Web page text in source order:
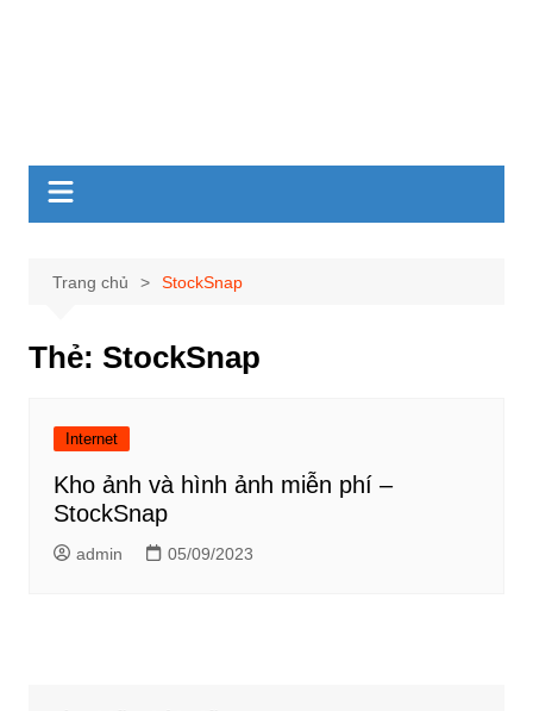
Trang chủ StockSnap
Thẻ: StockSnap
Internet
Kho ảnh và hình ảnh miễn phí –
StockSnap
admin 05/09/2023